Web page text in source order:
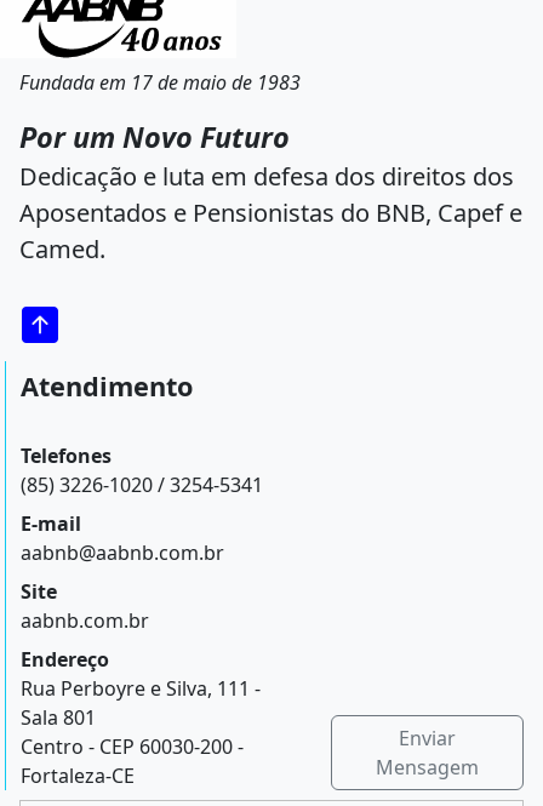
Fundada em 17 de maio de 1983
Por um Novo Futuro
Dedicação e luta em defesa dos direitos dos
Aposentados e Pensionistas do BNB, Capef e
Camed.
Atendimento
Telefones
(85) 3226-1020 / 3254-5341
E-mail
aabnb@aabnb.com.br
Site
aabnb.com.br
Endereço
Rua Perboyre e Silva, 111 -
Sala 801
Centro - CEP 60030-200 -
Fortaleza-CE
Enviar
Mensagem